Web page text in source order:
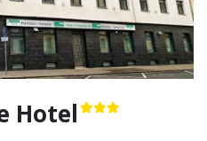
Hotel